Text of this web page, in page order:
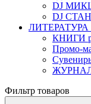
DJ
DJ
КНИГИ
Промо-
Фильтр товаров